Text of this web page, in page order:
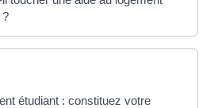
?
étudiant : constituez votre